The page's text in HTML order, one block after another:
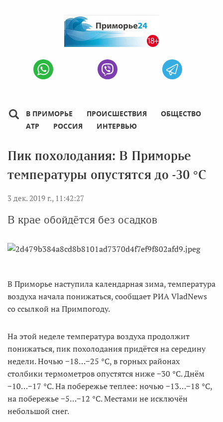
В ПРИМОРЬЕ ПРОИСШЕСТВИЯ
ОБЩЕСТВО
АТР
РОССИЯ ИНТЕРВЬЮ
Пик похолодания: В Приморье
температуры опустятся до -30 °С
3 дек. 2019 г., 11:42:27
В крае обойдётся без осадков
В Приморье наступила календарная зима, температура
воздуха начала понижаться, сообщает РИА VladNews
со ссылкой на Примпогоду.
На этой неделе температура воздуха продолжит
понижаться, пик похолодания придётся на середину
недели. Ночью −18…−25 °С, в горных районах
столбики термометров опустятся ниже −30 °С. Днём
−10…−17 °С. На побережье теплее: ночью −13…−18 °С,
на побережье −5…−12 °С. Местами не исключён
небольшой снег.